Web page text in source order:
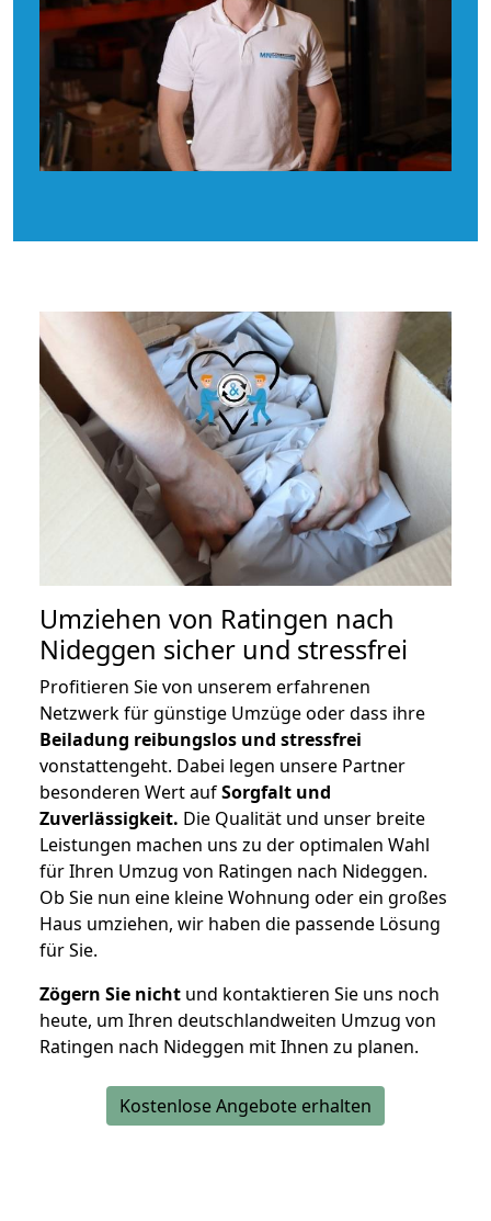
Umziehen von Ratingen nach
Nideggen sicher und stressfrei
Profitieren Sie von unserem erfahrenen
Netzwerk für günstige Umzüge oder dass ihre
Beiladung reibungslos und stressfrei
vonstattengeht. Dabei legen unsere Partner
besonderen Wert aufSorgfalt und
Zuverlässigkeit. Die Qualität und unser breite
Leistungen machen uns zu der optimalen Wahl
für Ihren Umzug von Ratingen nach Nideggen.
Ob Sie nun eine kleine Wohnung oder ein großes
Haus umziehen, wir haben die passende Lösung
für Sie.
Zögern Sie nicht und kontaktieren Sie uns noch
heute, um Ihren deutschlandweiten Umzug von
Ratingen nach Nideggen mit Ihnen zu planen.
Kostenlose Angebote erhalten